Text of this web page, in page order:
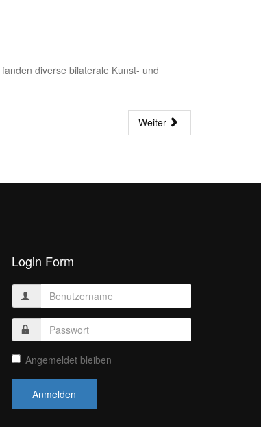
diverse bilaterale Kunst- und
Weiter
Login Form
Angemeldet bleiben
Anmelden